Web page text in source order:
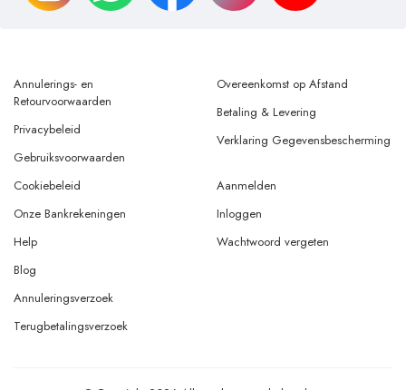
Annulerings- en
Retourvoorwaarden
Privacybeleid
Gebruiksvoorwaarden
Overeenkomst op Afstand
Betaling & Levering
Verklaring Gegevensbescherming
Cookiebeleid
Onze Bankrekeningen
Help
Aanmelden
Inloggen
Wachtwoord vergeten
Blog
Annuleringsverzoek
Terugbetalingsverzoek